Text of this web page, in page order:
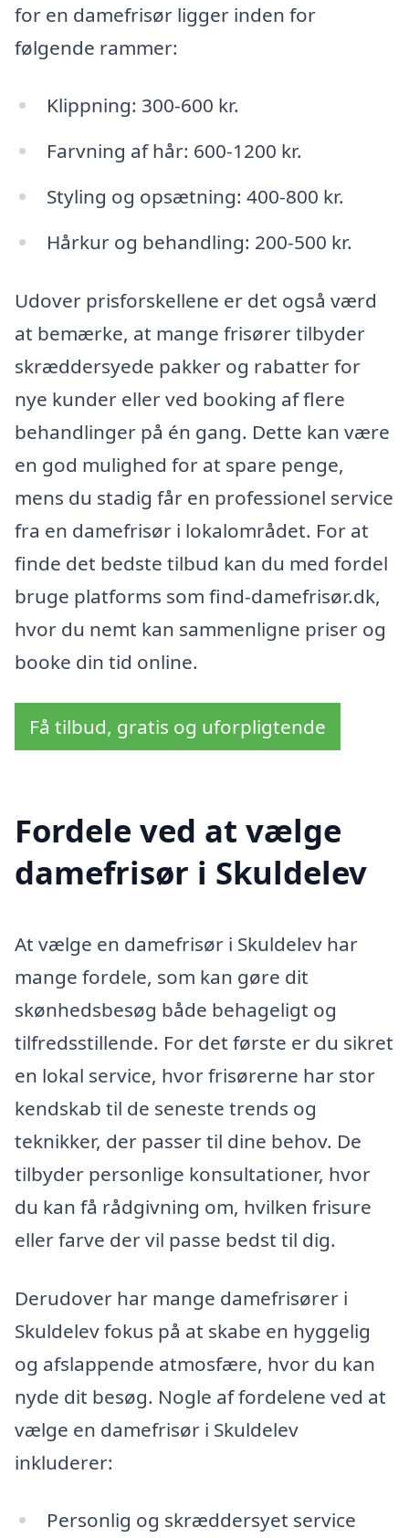
for en damefrisør ligger inden for
følgende rammer:
Klippning: 300-600 kr.
Farvning af hår: 600-1200 kr.
Styling og opsætning: 400-800 kr.
Hårkur og behandling: 200-500 kr.
Udover prisforskellene er det også værd
at bemærke, at mange frisører tilbyder
skræddersyede pakker og rabatter for
nye kunder eller ved booking af flere
behandlinger på én gang. Dette kan være
en god mulighed for at spare penge,
mens du stadig får en professionel service
fra en damefrisør i lokalområdet. For at
finde det bedste tilbud kan du med fordel
bruge platforms som find-damefrisør.dk,
hvor du nemt kan sammenligne priser og
booke din tid online.
Få tilbud, gratis og uforpligtende
Fordele ved at vælge
damefrisør i Skuldelev
At vælge en damefrisør i Skuldelev har
mange fordele, som kan gøre dit
skønhedsbesøg både behageligt og
tilfredsstillende. For det første er du sikret
en lokal service, hvor frisørerne har stor
kendskab til de seneste trends og
teknikker, der passer til dine behov. De
tilbyder personlige konsultationer, hvor
du kan få rådgivning om, hvilken frisure
eller farve der vil passe bedst til dig.
Derudover har mange damefrisører i
Skuldelev fokus på at skabe en hyggelig
og afslappende atmosfære, hvor du kan
nyde dit besøg. Nogle af fordelene ved at
vælge en damefrisør i Skuldelev
inkluderer:
Personlig og skræddersyet service